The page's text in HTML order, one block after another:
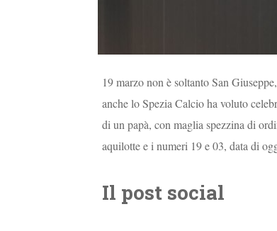
19 marzo non è soltanto San
anche lo Spezia Calcio ha voluto
di un papà, con maglia spezzina di
aquilotte e i numeri 19 e 03, data di
Il post social